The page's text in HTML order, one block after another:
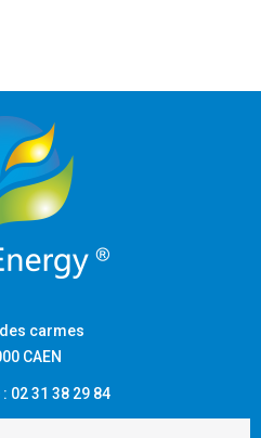
des carmes
CAEN
02 31 38 29 84